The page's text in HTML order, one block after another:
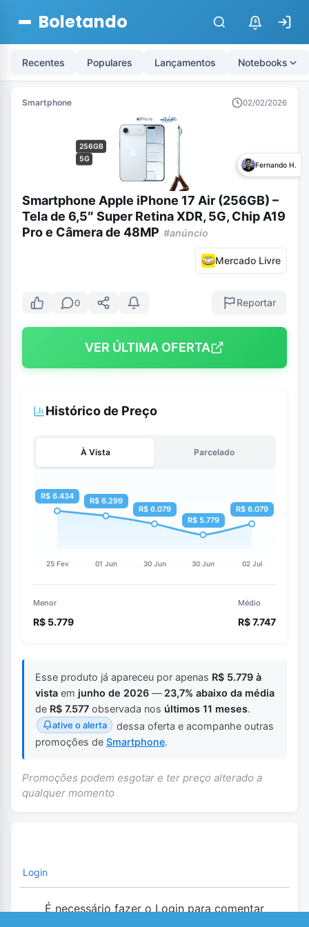
Boletando $
Recentes Populares Lançamentos Notebooks
Smartphone 02/02/2026
256GB
5G
Fernando H.
Smartphone Apple iPhone 17 Air (256GB) –
Tela de 6,5″ Super Retina XDR, 5G, Chip A19
Pro e Câmera de 48MP #anúncio
Mercado Livre
0 Reportar
VER ÚLTIMA OFERTA
Histórico de Preço
À Vista Parcelado
Menor
R$ 5.779
Médio
R$ 7.747
Esse produto já apareceu por apenas R$ 5.779 à
vista em junho de 2026 — 23,7% abaixo da média
de R$ 7.577 observada nos últimos 11 meses.
ative o alerta
dessa oferta e acompanhe outras
promoções de Smartphone.
Promoções podem esgotar e ter preço alterado a
qualquer momento
Login
É necessário fazer o Login para comentar